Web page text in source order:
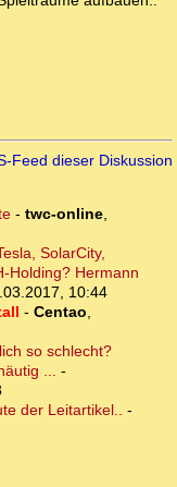
Feed dieser Diskussion
- twc-online,
SolarCity,
Holding? Hermann
10:44
- Centao,
so schlecht?
... -
der Leitartikel.. -